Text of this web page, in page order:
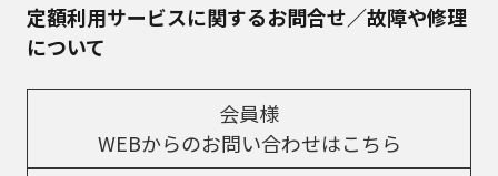
定額利用サービスに関するお問合せ／故障や修理
について
会員様
WEBからのお問い合わせはこちら